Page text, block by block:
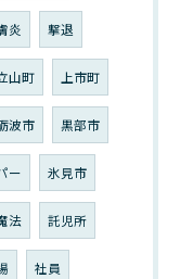
炎 撃退
山町 上市町
波市 黒部市
ー 氷見市
法 託児所
社員